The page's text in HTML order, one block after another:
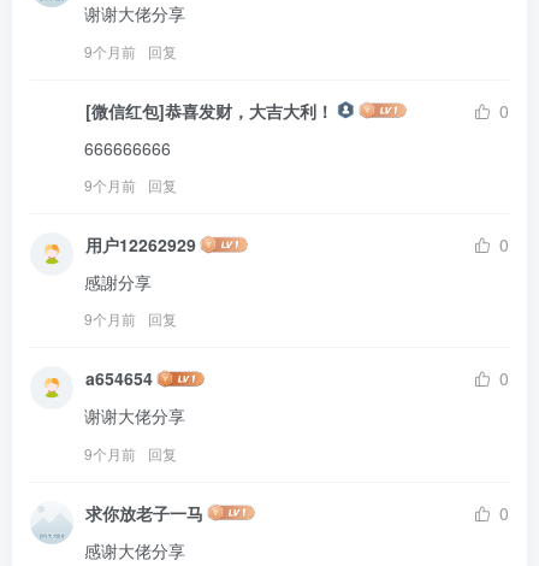
谢谢大佬分享
9个月前 回复
[微信红包]恭喜发财，大吉大利！
0
666666666
9个月前 回复
用户12262929
0
感謝分享
9个月前 回复
a654654
0
谢谢大佬分享
9个月前 回复
求你放老子一马
0
感谢大佬分享